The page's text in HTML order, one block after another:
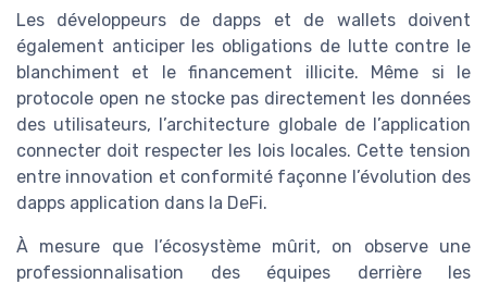
Les développeurs de dapps et de wallets doivent
également anticiper les obligations de lutte contre le
blanchiment et le financement illicite. Même si le
protocole open ne stocke pas directement les données
des utilisateurs, l’architecture globale de l’application
connecter doit respecter les lois locales. Cette tension
entre innovation et conformité façonne l’évolution des
dapps application dans la DeFi.
À mesure que l’écosystème mûrit, on observe une
professionnalisation des équipes derrière les